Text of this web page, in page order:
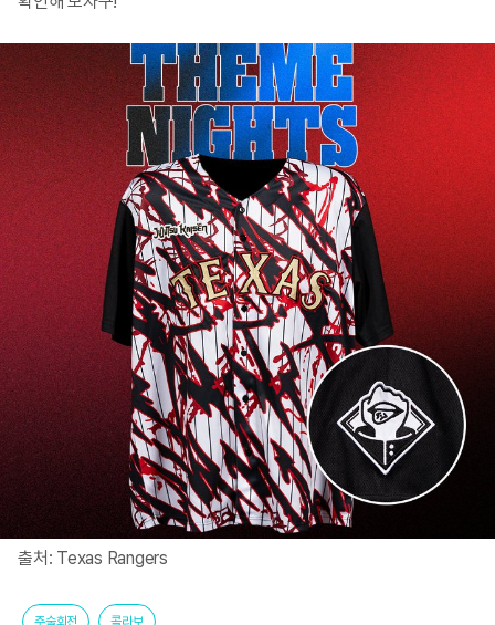
출처: Texas Rangers
주술회전 콜라보